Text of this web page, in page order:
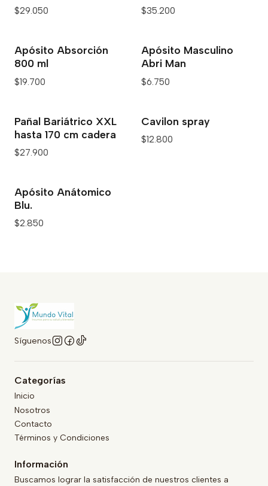
$29.050 $35.200
Apósito Absorción
800 ml
$19.700
Apósito Masculino
Abri Man
$6.750
Pañal Bariátrico XXL
hasta 170 cm cadera
$27.900
Cavilon spray
$12.800
Apósito Anátomico
Blu.
$2.850
Síguenos
Categorías
Inicio
Nosotros
Contacto
Términos y Condiciones
Información
Buscamos lograr la satisfacción de nuestros clientes a